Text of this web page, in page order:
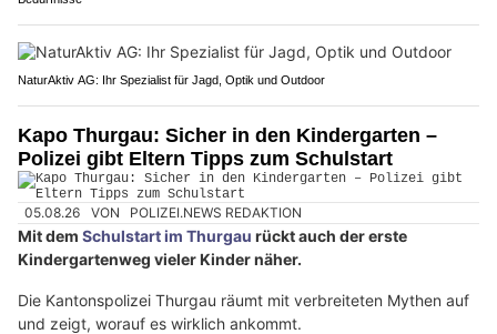
NaturAktiv AG: Ihr Spezialist für Jagd, Optik und Outdoor
Kapo Thurgau: Sicher in den Kindergarten –
Polizei gibt Eltern Tipps zum Schulstart
05.08.26 VON POLIZEI.NEWS REDAKTION
Mit dem Schulstart im Thurgau rückt auch der erste
Kindergartenweg vieler Kinder näher.
Die Kantonspolizei Thurgau räumt mit verbreiteten Mythen auf
und zeigt, worauf es wirklich ankommt.